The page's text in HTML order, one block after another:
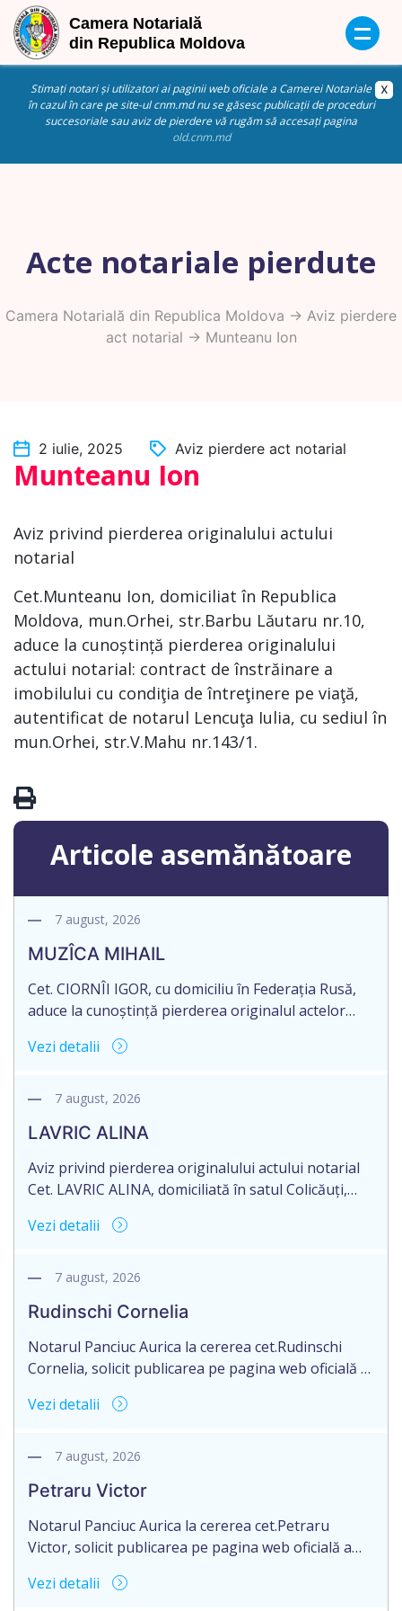
Stimați notari și utilizatori ai paginii web oficiale a Camerei Notariale
în cazul în care pe site-ul cnm.md nu se găsesc publicații de proceduri
succesoriale sau aviz de pierdere vă rugăm să accesați pagina
old.cnm.md
Acte notariale pierdute
Camera Notarială din Republica Moldova -> Aviz pierdere
act notarial -> Munteanu Ion
2 iulie, 2025 Aviz pierdere act notarial
Munteanu Ion
Aviz privind pierderea originalului actului
notarial
Cet.Munteanu Ion, domiciliat în Republica
Moldova, mun.Orhei, str.Barbu Lăutaru nr.10,
aduce la cunoștință pierderea originalului
actului notarial: contract de înstrăinare a
imobilului cu condiţia de întreţinere pe viaţă,
autentificat de notarul Lencuţa Iulia, cu sediul în
mun.Orhei, str.V.Mahu nr.143/1.
Articole asemănătoare
7 august, 2026
MUZÎCA MIHAIL
Cet. CIORNÎI IGOR, cu domiciliu în Federația Rusă,
aduce la cunoștință pierderea originalul actelor
transmitere-primire a locuinței în proprietate
or. Dondușeni.
Vezi detalii
7 august, 2026
LAVRIC ALINA
Aviz privind pierderea originalului actului notarial
Cet. LAVRIC ALINA, domiciliată în satul Colicăuți,
cunoștință pierderea originalul actului notarial:
agricol nr. 1961 din 05.05.2016, autentificat de
Vezi detalii
7 august, 2026
Rudinschi Cornelia
Notarul Panciuc Aurica la cererea cet.Rudinschi
Cornelia, solicit publicarea pe pagina web oficială a
pierderea originalului actului notarial cu următorul
notarial cet.Rudinschi Cornelia, domiciliată în
nr.52, aduce la cunoștință pierderea originalului
actului notarial: Contractului de donație nr.4493 din
28.07.2017.––––––––––––––––– Plata […]
Vezi detalii
7 august, 2026
Petraru Victor
Notarul Panciuc Aurica la cererea cet.Petraru
Victor, solicit publicarea pe pagina web oficială a
pierderea originalului actului notarial cu următorul
Vezi detalii